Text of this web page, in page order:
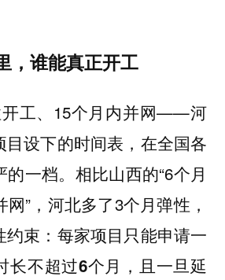
，谁能真正开工
开工、15个月内并网——河
目设下的时间表，在全国各
一档。相比山西的“6个月
”，河北多了3个月弹性，
束： 每家项目只能申请一
长不超过6个月，且一旦延